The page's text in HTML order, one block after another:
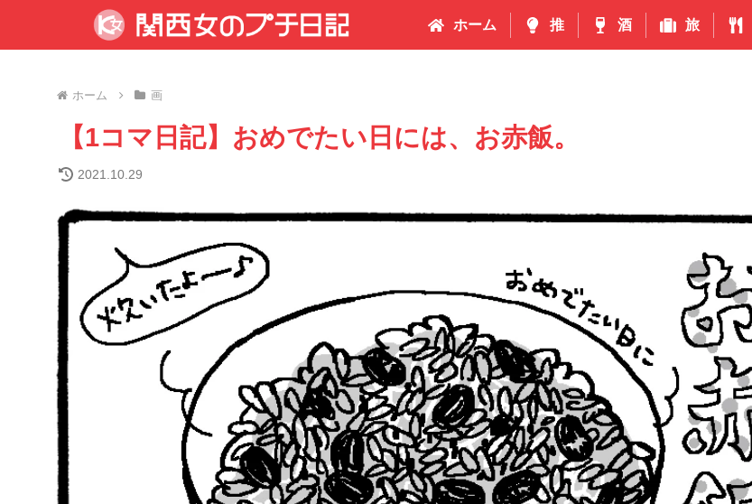
ホーム 推 酒 旅
ホーム 画
【1コマ日記】おめでたい日には、お赤飯。
2021.10.29